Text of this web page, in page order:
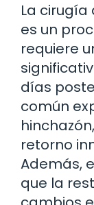
La
es un
requiere
días
común
retorno
Además,
que la